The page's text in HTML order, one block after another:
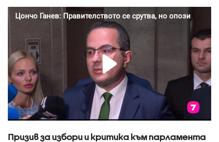
Призив за избори и критика към парламента